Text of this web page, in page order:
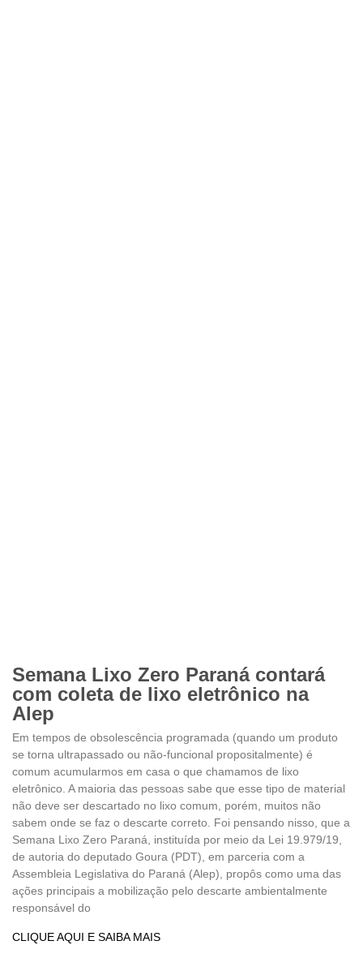
Semana Lixo Zero Paraná contará
com coleta de lixo eletrônico na
Alep
Em tempos de obsolescência programada (quando um produto
se torna ultrapassado ou não-funcional propositalmente) é
comum acumularmos em casa o que chamamos de lixo
eletrônico. A maioria das pessoas sabe que esse tipo de material
não deve ser descartado no lixo comum, porém, muitos não
sabem onde se faz o descarte correto. Foi pensando nisso, que a
Semana Lixo Zero Paraná, instituída por meio da Lei 19.979/19,
de autoria do deputado Goura (PDT), em parceria com a
Assembleia Legislativa do Paraná (Alep), propôs como uma das
ações principais a mobilização pelo descarte ambientalmente
responsável do
CLIQUE AQUI E SAIBA MAIS